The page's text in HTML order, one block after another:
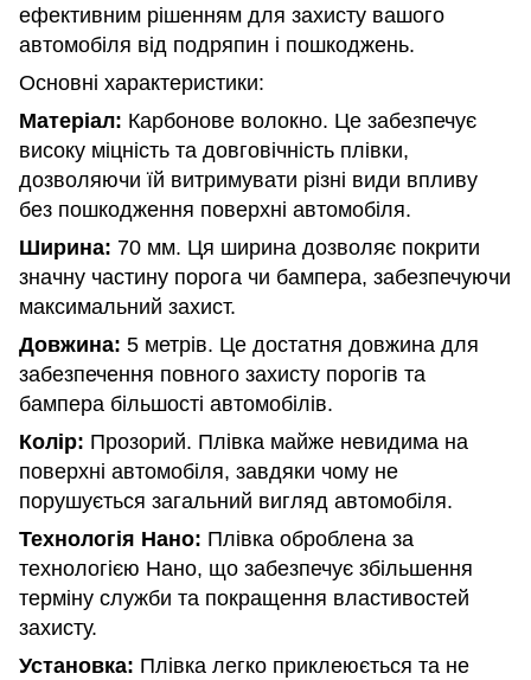
ефективним рішенням для захисту вашого
автомобіля від подряпин і пошкоджень.
Основні характеристики:
Матеріал: Карбонове волокно. Це забезпечує
високу міцність та довговічність плівки,
дозволяючи їй витримувати різні види впливу
без пошкодження поверхні автомобіля.
Ширина: 70 мм. Ця ширина дозволяє покрити
значну частину порога чи бампера, забезпечуючи
максимальний захист.
Довжина: 5 метрів. Це достатня довжина для
забезпечення повного захисту порогів та
бампера більшості автомобілів.
Колір: Прозорий. Плівка майже невидима на
поверхні автомобіля, завдяки чому не
порушується загальний вигляд автомобіля.
Технологія Нано: Плівка оброблена за
технологією Нано, що забезпечує збільшення
терміну служби та покращення властивостей
захисту.
Установка: Плівка легко приклеюється та не